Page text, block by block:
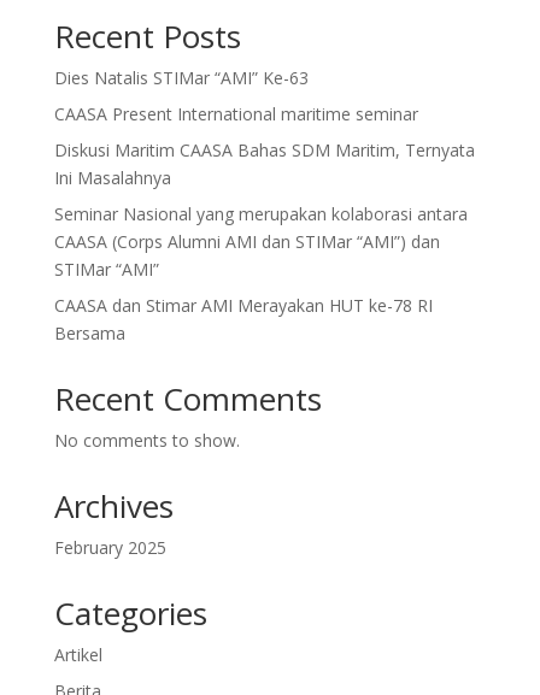
Recent Posts
Dies Natalis STIMar “AMI” Ke-63
CAASA Present International maritime seminar
Diskusi Maritim CAASA Bahas SDM Maritim, Ternyata
Ini Masalahnya
Seminar Nasional yang merupakan kolaborasi antara
CAASA (Corps Alumni AMI dan STIMar “AMI”) dan
STIMar “AMI”
CAASA dan Stimar AMI Merayakan HUT ke-78 RI
Bersama
Recent Comments
No comments to show.
Archives
February 2025
Categories
Artikel